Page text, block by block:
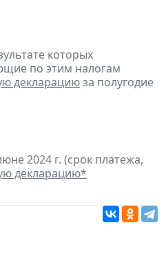
которых
по этим налогам
декларациюза полугодие
2024 г. (срок платежа,
декларацию*